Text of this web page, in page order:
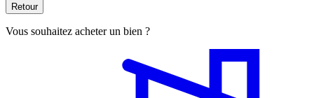
Retour
Vous souhaitez acheter un bien ?